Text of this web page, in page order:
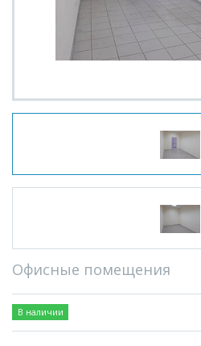
Офисные помещения
В наличии